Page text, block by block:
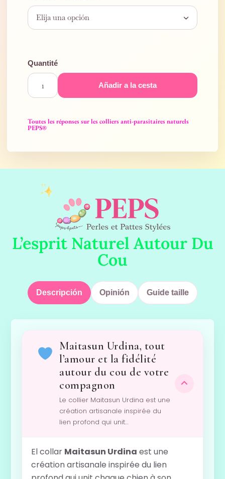
Añadir a la cesta
Toutes les réponses sur les colliers anti-parasitaires naturels
PEPS®
L’esprit Naturel Autour Du
Cou
Descripción Opinión Guide taille
Maitasun Urdina, tout
l’amour et la fidélité
autour du cou de votre
compagnon
Le collier Maitasun Urdina est une
création artisanale inspirée du
lien profond qui unit…
El collar Maitasun Urdina est une
création artisanale inspirée du lien